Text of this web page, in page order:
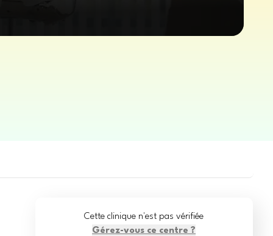
Cette clinique n'est pas vérifiée
Gérez-vous ce centre ?